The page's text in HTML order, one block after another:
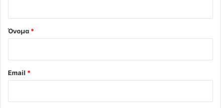
Όνομα *
Email *